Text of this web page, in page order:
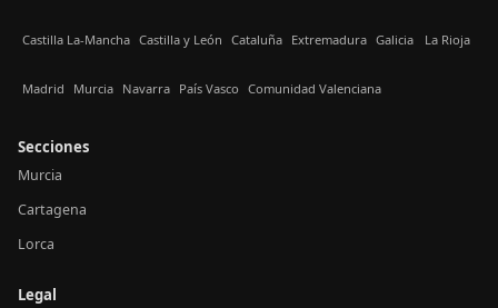
Castilla La-Mancha Castilla y León Cataluña Extremadura Galicia La Rioja
Madrid Murcia Navarra País Vasco Comunidad Valenciana
Secciones
Murcia
Cartagena
Lorca
Legal